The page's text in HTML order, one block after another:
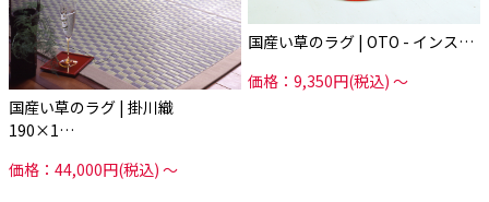
も
直接やりとりを行います。
全ての工程にIN STYLEが関わり、
い草そのものの品質・仕分けから
製造方法に至るまで、徹底的にこだ
わる。
そんな仕組みを、IN STYLEはつく
り、
そして手抜きのない商品を作り続け
自社のことだけを考えている会社で
い草の内部は沢山の空気を
蓄えられるスポンジ構造で
柔軟性や弾力性の元となっていま
しかもその内部構造は、
国産い草のラグ | 掛川織
190×1…
価格：44,000円(税込)～
国産い草のラグ | OTO - インス…
価格：9,350円(税込)～